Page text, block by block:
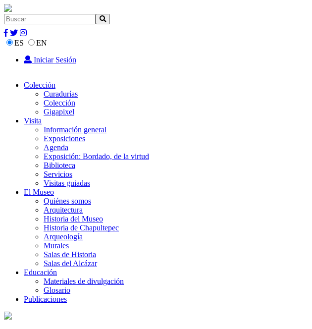
ES
EN
Iniciar Sesión
Colección
Curadurías
Colección
Gigapixel
Visita
Información general
Exposiciones
Agenda
Exposición: Bordado, de la virtud
Biblioteca
Servicios
Visitas guiadas
El Museo
Quiénes somos
Arquitectura
Historia del Museo
Historia de Chapultepec
Arqueología
Murales
Salas de Historia
Salas del Alcázar
Educación
Materiales de divulgación
Glosario
Publicaciones